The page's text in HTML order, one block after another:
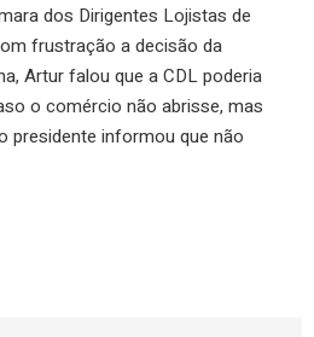
dos Dirigentes Lojistas de
frustração a decisão da
Artur falou que a CDL poderia
o comércio não abrisse, mas
presidente informou que não